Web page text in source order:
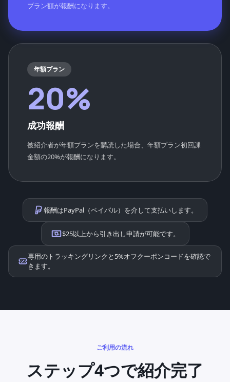
プラン額が報酬になります。
年額プラン
20%
成功報酬
被紹介者が年額プランを購読した場合、年額プラン初回課
金額の20%が報酬になります。
報酬はPayPal（ペイパル）を介して支払いします。
$25以上から引き出し申請が可能です。
専用のトラッキングリンクと5%オフクーポンコードを確認で
きます。
ご利用の流れ
ステップ4つで紹介完了